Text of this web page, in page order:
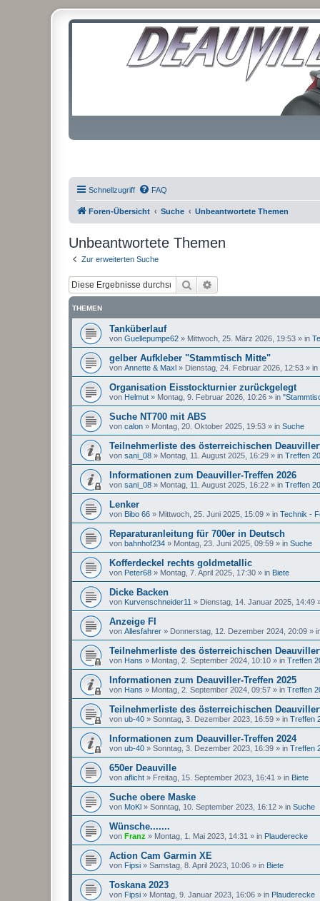
Schnellzugriff FAQ
Foren-Übersicht Suche Unbeantwortete Themen
Unbeantwortete Themen
Zur erweiterten Suche
Suche
THEMEN
Tanküberlauf
von Guellepumpe62 » Mittwoch, 25. März 2026, 19:53 » in
gelber Aufkleber "Stammtisch Mitte"
von Annette & Maxl » Dienstag, 24. Februar 2026, 12:53 » in
Organisation Eisstockturnier zurückgelegt
von Helmut » Montag, 9. Februar 2026, 10:26 » in
Suche NT700 mit ABS
von calon » Montag, 20. Oktober 2025, 19:53 » in Suche
Teilnehmerliste des österreichischen
von sani_08 » Montag, 11. August 2025, 16:29 » in Treffen
Informationen zum Deauviller-Treffen 2026
von sani_08 » Montag, 11. August 2025, 16:22 » in Treffen
Lenker
von Bibo 66 » Mittwoch, 25. Juni 2025, 15:09 » in Technik -
Reparaturanleitung für 700er in Deutsch
von bahnhof234 » Montag, 23. Juni 2025, 09:59 » in Suche
Kofferdeckel rechts goldmetallic
von Peter68 » Montag, 7. April 2025, 17:30 » in Biete
Dicke Backen
von Kurvenschneider11 » Dienstag, 14. Januar 2025, 14:49
Anzeige FI
von Allesfahrer » Donnerstag, 12. Dezember 2024, 20:09 »
Teilnehmerliste des österreichischen
von Hans » Montag, 2. September 2024, 10:10 » in Treffen
Informationen zum Deauviller-Treffen 2025
von Hans » Montag, 2. September 2024, 09:57 » in Treffen
Teilnehmerliste des österreichischen
von ub-40 » Sonntag, 3. Dezember 2023, 16:59 » in Treffen
Informationen zum Deauviller-Treffen 2024
von ub-40 » Sonntag, 3. Dezember 2023, 16:39 » in Treffen
650er Deauville
von aflicht » Freitag, 15. September 2023, 16:41 » in Biete
Suche obere Maske
von MoKl » Sonntag, 10. September 2023, 16:12 » in Suche
Wünsche.......
von Franz » Montag, 1. Mai 2023, 14:31 » in Plauderecke
Action Cam Garmin XE
von Fipsi » Samstag, 8. April 2023, 10:06 » in Biete
Toskana 2023
von Fipsi » Montag, 9. Januar 2023, 16:06 » in Plauderecke